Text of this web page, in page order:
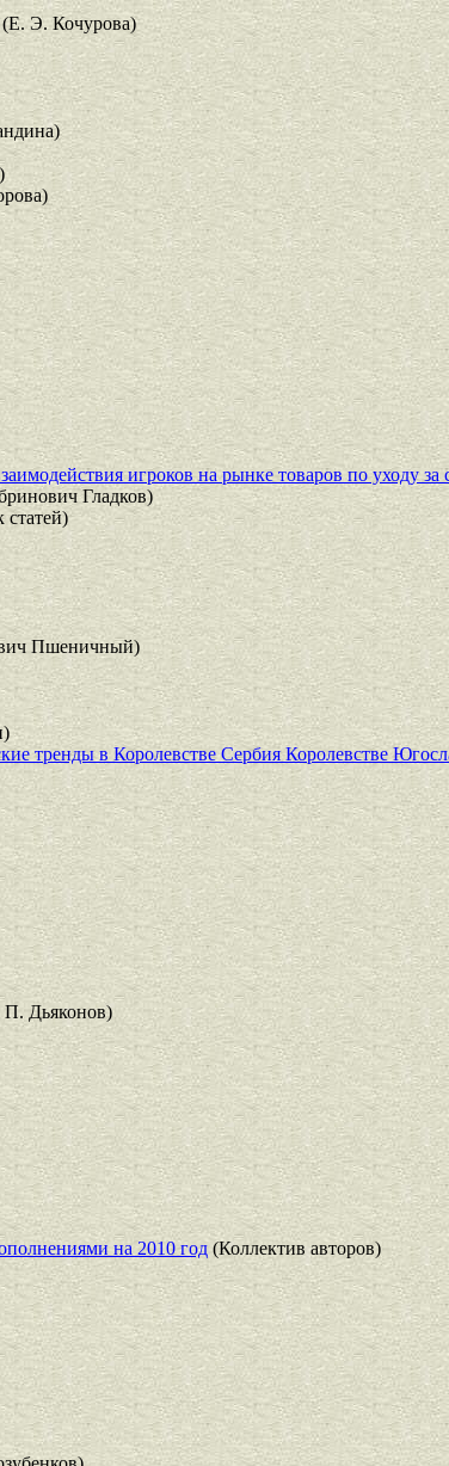
(Е. Э. Кочурова)
игроков на рынке товаров по уходу за
Гладков)
Пшеничный)
тренды в Королевстве Сербия Королевстве
Дьяконов)
на 2010 год (Коллектив авторов)